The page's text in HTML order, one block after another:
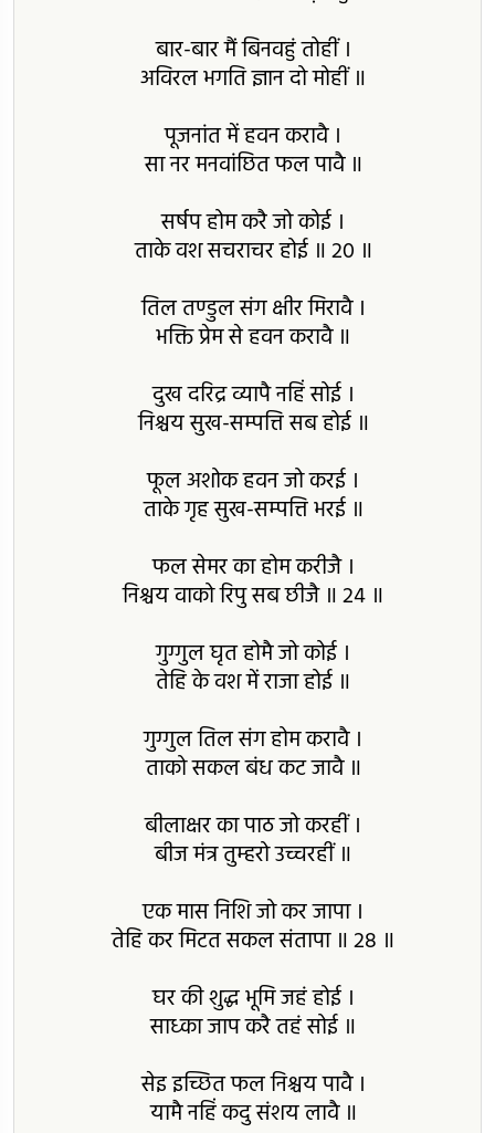
बार-बार मैं बिनवहुं तोहीं ।
अविरल भगति ज्ञान दो मोहीं ॥
पूजनांत में हवन करावै ।
सा नर मनवांछित फल पावै ॥
सर्षप होम करै जो कोई ।
ताके वश सचराचर होई ॥ 20 ॥
तिल तण्डुल संग क्षीर मिरावै ।
भक्ति प्रेम से हवन करावै ॥
दुख दरिद्र व्यापै नहिं सोई ।
निश्चय सुख-सम्पत्ति सब होई ॥
फूल अशोक हवन जो करई ।
ताके गृह सुख-सम्पत्ति भरई ॥
फल सेमर का होम करीजै ।
निश्चय वाको रिपु सब छीजै ॥ 24 ॥
गुग्गुल घृत होमै जो कोई ।
तेहि के वश में राजा होई ॥
गुग्गुल तिल संग होम करावै ।
ताको सकल बंध कट जावै ॥
बीलाक्षर का पाठ जो करहीं ।
बीज मंत्र तुम्हरो उच्चरहीं ॥
एक मास निशि जो कर जापा ।
तेहि कर मिटत सकल संतापा ॥ 28 ॥
घर की शुद्ध भूमि जहं होई ।
साध्का जाप करै तहं सोई ॥
सेइ इच्छित फल निश्चय पावै ।
यामै नहिं कदु संशय लावै ॥